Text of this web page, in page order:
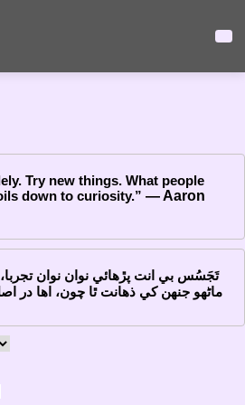
Try new things. What people
down to curiosity.” ― Aaron
ماڻهو جنهن کي ذهانت ٿا چون، اها در